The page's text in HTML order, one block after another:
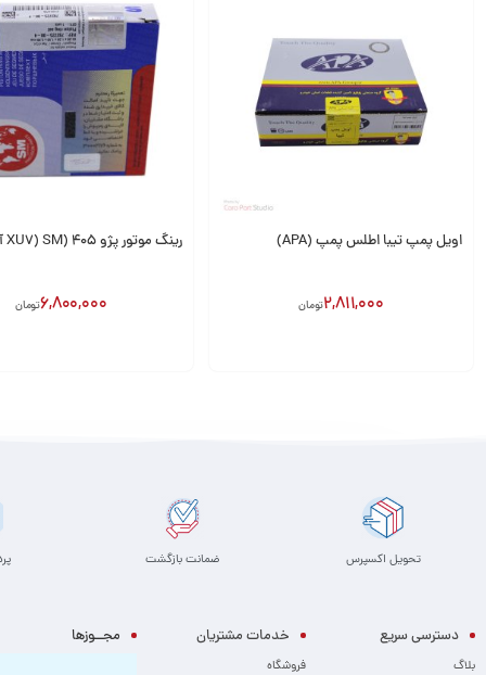
اویل پمپ تیبا اطلس پمپ (APA)
2,811,000تومان
رینگ موتور پژو 405 (XU7) SM آلمان
6,800,000تومان
تحویل اکسپرس ضمانت بازگشت
دسترسی سریع
بلاگ
خدمات مشتریان
فروشگاه
مجــوزها